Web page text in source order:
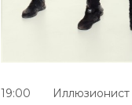
19:00 Иллюзионист